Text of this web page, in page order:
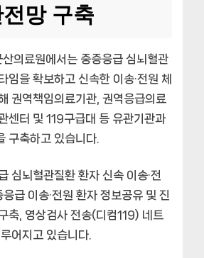
망 구축
의료원에서는 중증응급 심뇌혈관
임을 확보하고 신속한 이송·전원 체
권역책임의료기관, 권역응급의료
센터 및 119구급대 등 유관기관과
구축하고 있습니다.
심뇌혈관질환 환자 신속 이송·전
급 이송·전원 환자 정보공유 및 진
축, 영상검사 전송(디컴119) 네트
어지고 있습니다.